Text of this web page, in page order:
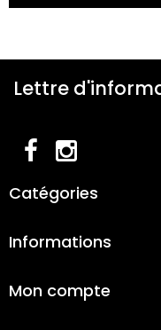
Lettre
Catégories
Informations
Mon compte